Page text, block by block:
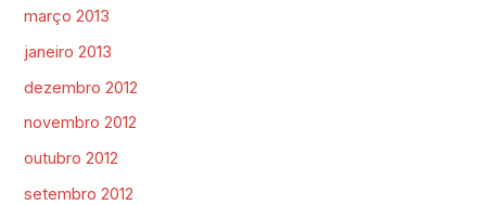
março 2013
janeiro 2013
dezembro 2012
novembro 2012
outubro 2012
setembro 2012